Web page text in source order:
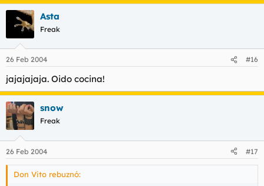
Asta
Freak
26 Feb 2004 #16
jajajajaja. Oido cocina!
snow
Freak
26 Feb 2004 #17
Don Vito rebuznó: